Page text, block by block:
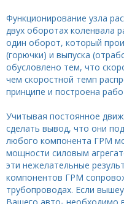
Функционирование узла
двух оборотах коленвала
один оборот, который
(горючки) и выпуска
обусловлено тем, что
чем скоростной темп
принципе и построена
Учитывая постоянное
сделать вывод, что они
любого компонента ГРМ
мощности силовым
эти нежелательные
компонентов ГРМ
трубопроводах. Если